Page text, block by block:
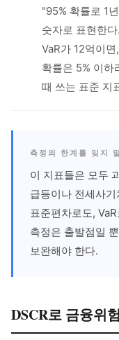
"95% 확률로 1
숫자로 표현한
VaR가 12억이
확률은 5% 이하
때 쓰는 표준 지
측정의 한계를 잊지
이 지표들은 모두
급등이나 전세사
표준편차로도,
측정은 출발점일
보완해야 한다.
DSCR로 금융위